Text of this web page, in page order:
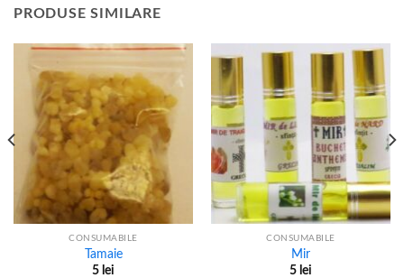
PRODUSE SIMILARE
CONSUMABILE
Tamaie
5 lei
CONSUMABILE
Mir
5 lei